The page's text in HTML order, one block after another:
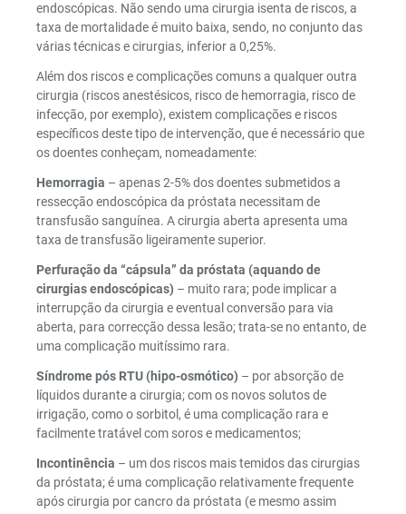
endoscópicas. Não sendo uma cirurgia isenta de riscos, a
taxa de mortalidade é muito baixa, sendo, no conjunto das
várias técnicas e cirurgias, inferior a 0,25%.
Além dos riscos e complicações comuns a qualquer outra
cirurgia (riscos anestésicos, risco de hemorragia, risco de
infecção, por exemplo), existem complicações e riscos
específicos deste tipo de intervenção, que é necessário que
os doentes conheçam, nomeadamente:
Hemorragia – apenas 2-5% dos doentes submetidos a
ressecção endoscópica da próstata necessitam de
transfusão sanguínea. A cirurgia aberta apresenta uma
taxa de transfusão ligeiramente superior.
Perfuração da “cápsula” da próstata (aquando de
cirurgias endoscópicas) – muito rara; pode implicar a
interrupção da cirurgia e eventual conversão para via
aberta, para correcção dessa lesão; trata-se no entanto, de
uma complicação muitíssimo rara.
Síndrome pós RTU (hipo-osmótico) – por absorção de
líquidos durante a cirurgia; com os novos solutos de
irrigação, como o sorbitol, é uma complicação rara e
facilmente tratável com soros e medicamentos;
Incontinência – um dos riscos mais temidos das cirurgias
da próstata; é uma complicação relativamente frequente
após cirurgia por cancro da próstata (e mesmo assim